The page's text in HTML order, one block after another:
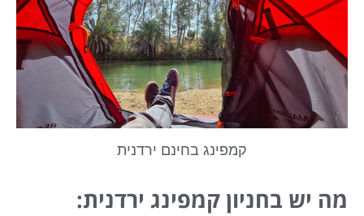
קמפינג בחינם ירדנית
מה יש בחניון קמפינג ירדנית: